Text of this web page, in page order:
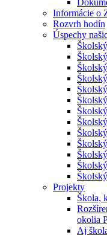
Informácie o
Rozvrh hodín
Úspechy
Projekty
Škola,
okolia
Aj